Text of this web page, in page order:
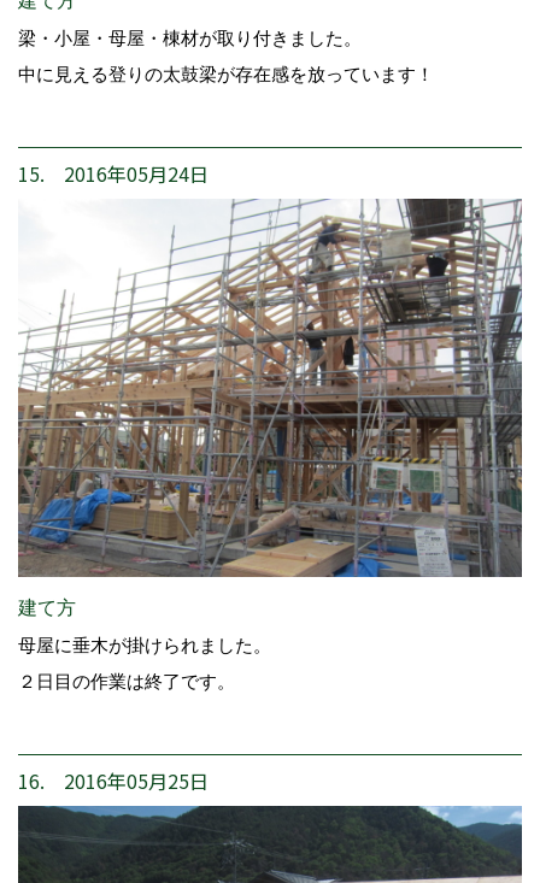
梁・小屋・母屋・棟材が取り付きました。
中に見える登りの太鼓梁が存在感を放っています！
15. 2016年05月24日
建て方
母屋に垂木が掛けられました。
２日目の作業は終了です。
16. 2016年05月25日